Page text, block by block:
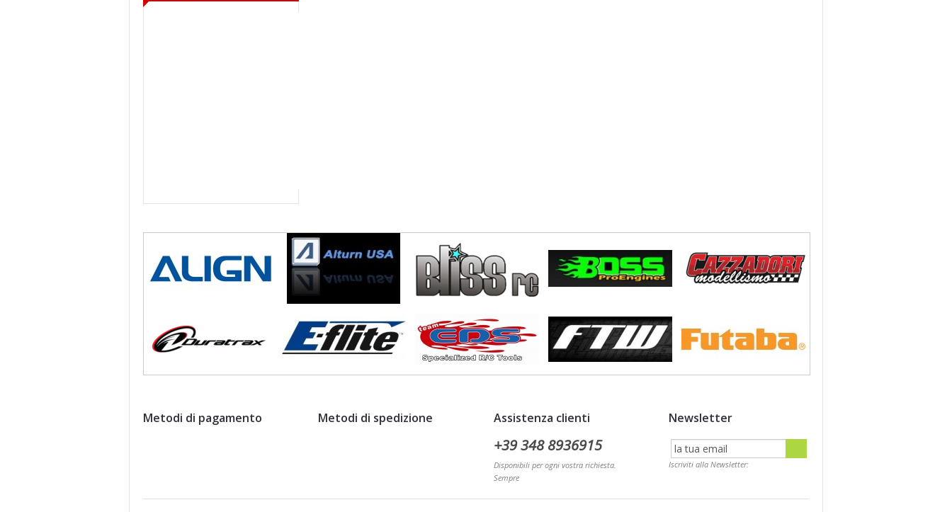
Metodi di pagamento Metodi di spedizione Assistenza clienti
+39 348 8936915
Disponibili per ogni vostra richiesta.
Sempre
Newsletter
Iscriviti alla Newsletter: